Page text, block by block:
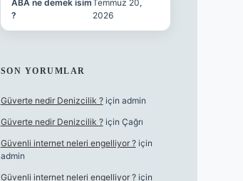
ABA ne demek isim
?
Temmuz 20,
2026
SON YORUMLAR
Güverte nedir Denizcilik ?için admin
Güverte nedir Denizcilik ?için Çağrı
Güvenli internet neleri engelliyor ?için
admin
Güvenli internet neleri engelliyor ?için